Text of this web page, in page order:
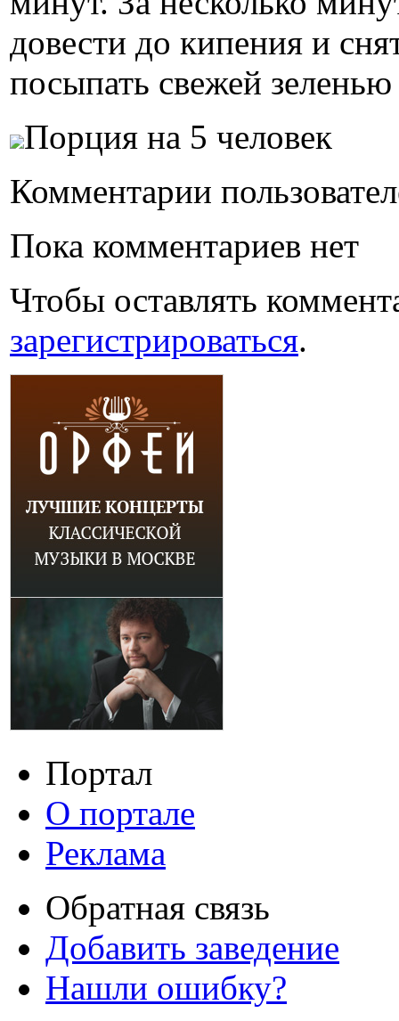
довести до кипения и
посыпать свежей
Порция на 5 человек
Комментарии
Пока комментариев нет
Чтобы оставлять
зарегистрироваться.
Портал
О портале
Реклама
Обратная связь
Добавить заведение
Нашли ошибку?